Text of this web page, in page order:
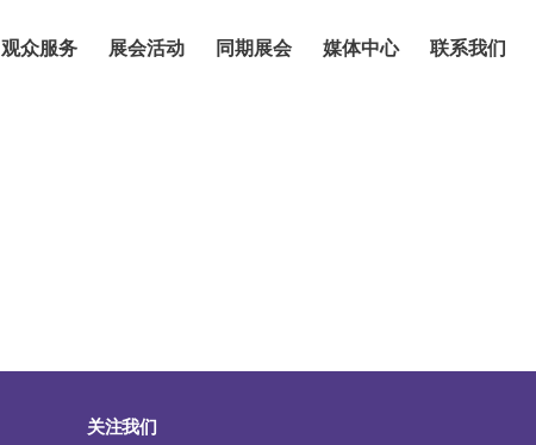
观众服务 展会活动 同期展会 媒体中心 联系我们
关注我们